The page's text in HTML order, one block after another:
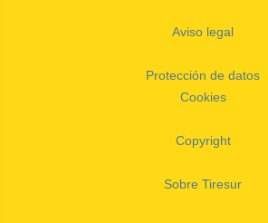
Aviso legal
Protección de datos
Cookies
Copyright
Sobre Tiresur